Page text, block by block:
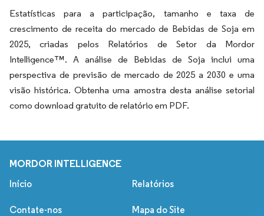
Estatísticas para a participação, tamanho e taxa de
crescimento de receita do mercado de Bebidas de Soja em
2025, criadas pelos Relatórios de Setor da Mordor
Intelligence™. A análise de Bebidas de Soja inclui uma
perspectiva de previsão de mercado de 2025 a 2030 e uma
visão histórica. Obtenha uma amostra desta análise setorial
como download gratuito de relatório em PDF.
MORDOR INTELLIGENCE
Início Relatórios
Contate-nos Mapa do Site